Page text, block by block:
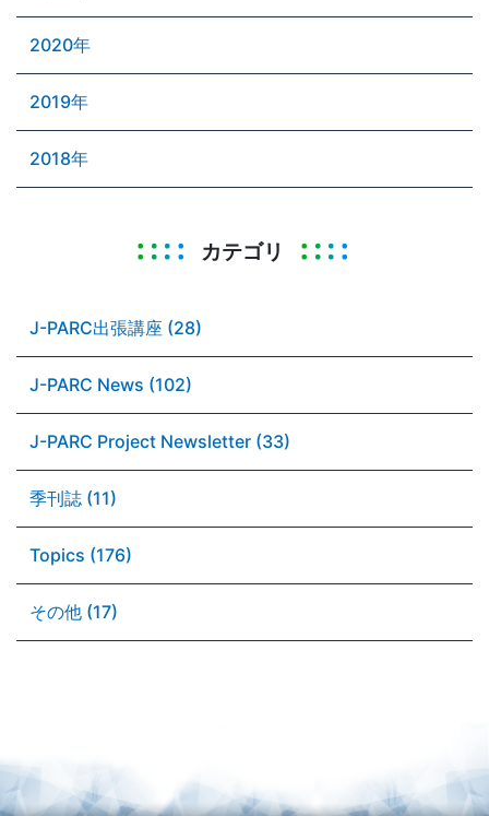
2020年
2019年
2018年
カテゴリ
J-PARC出張講座 (28)
J-PARC News (102)
J-PARC Project Newsletter (33)
季刊誌 (11)
Topics (176)
その他 (17)